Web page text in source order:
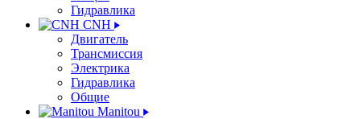
Гидравлика
CNH
Двигатель
Трансмиссия
Электрика
Гидравлика
Общие
Manitou